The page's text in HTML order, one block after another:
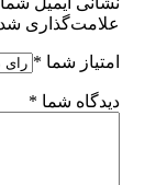
علامت‌گذاری
امتیاز شما *
دیدگاه شما *